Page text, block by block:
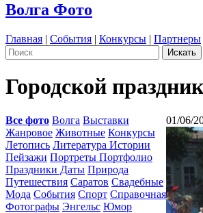
Волга Фото
Главная | События | Конкурсы | Партнеры
Городской
Все фото Волга Выставки
Жанровое Животные Конкурсы
Летопись Литература Истории
Пейзажи Портреты Портфолио
Праздники Даты Природа
Путешествия Саратов Свадебные
Мода События Спорт Справочная
Фотографы Энгельс Юмор
01/06/